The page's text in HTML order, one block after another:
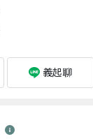
義起聊